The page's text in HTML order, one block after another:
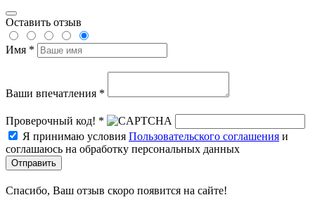
Оставить отзыв
Имя *
Ваши впечатления *
Проверочный код! *
Я принимаю условия Пользовательского соглашения и
соглашаюсь на обработку персональных данных
Отправить
Спасибо, Ваш отзыв скоро появится на сайте!